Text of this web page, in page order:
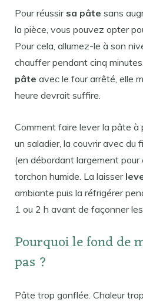
Pour réussir sa pâte sans
la pièce, vous pouvez opter
Pour cela, allumez-le à son
chauffer pendant cinq
pâte avec le four arrêté, elle
heure devrait suffire.
Comment faire lever la pâte
un saladier, la couvrir avec du
(en débordant largement pour
torchon humide. La laisser
ambiante puis la réfrigérer
1 ou 2 h avant de façonner
Pourquoi le fond de
pas ?
Pâte trop gonflée. Chaleur